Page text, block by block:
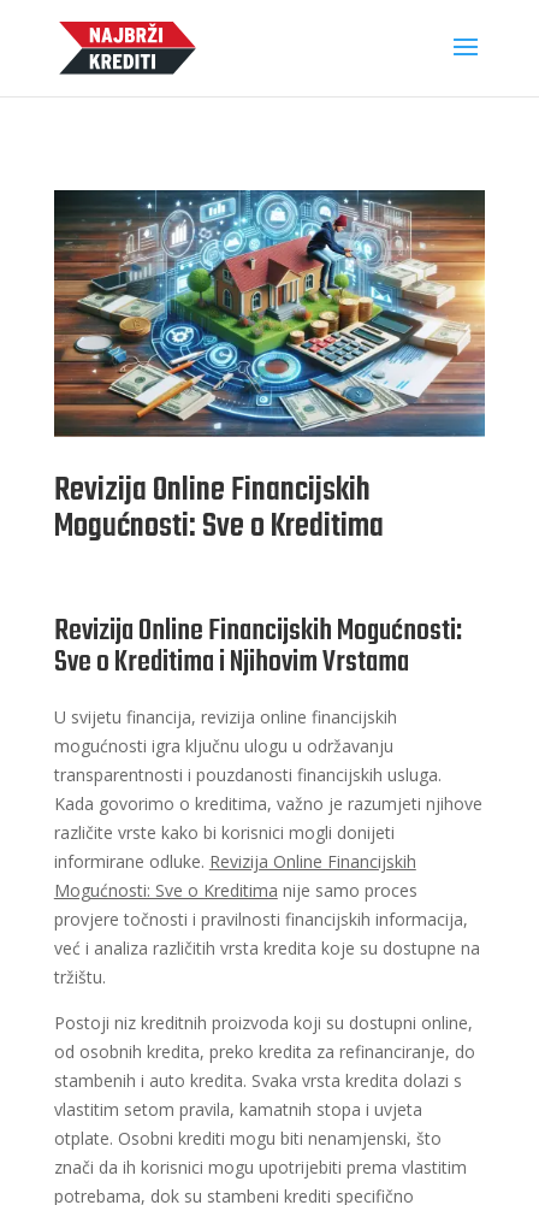
Revizija Online Financijskih
Mogućnosti: Sve o Kreditima
Revizija Online Financijskih Mogućnosti:
Sve o Kreditima i Njihovim Vrstama
U svijetu financija, revizija online financijskih
mogućnosti igra ključnu ulogu u održavanju
transparentnosti i pouzdanosti financijskih usluga.
Kada govorimo o kreditima, važno je razumjeti njihove
različite vrste kako bi korisnici mogli donijeti
informirane odluke. Revizija Online Financijskih
Mogućnosti: Sve o Kreditima nije samo proces
provjere točnosti i pravilnosti financijskih informacija,
već i analiza različitih vrsta kredita koje su dostupne na
tržištu.
Postoji niz kreditnih proizvoda koji su dostupni online,
od osobnih kredita, preko kredita za refinanciranje, do
stambenih i auto kredita. Svaka vrsta kredita dolazi s
vlastitim setom pravila, kamatnih stopa i uvjeta
otplate. Osobni krediti mogu biti nenamjenski, što
znači da ih korisnici mogu upotrijebiti prema vlastitim
potrebama, dok su stambeni krediti specifično